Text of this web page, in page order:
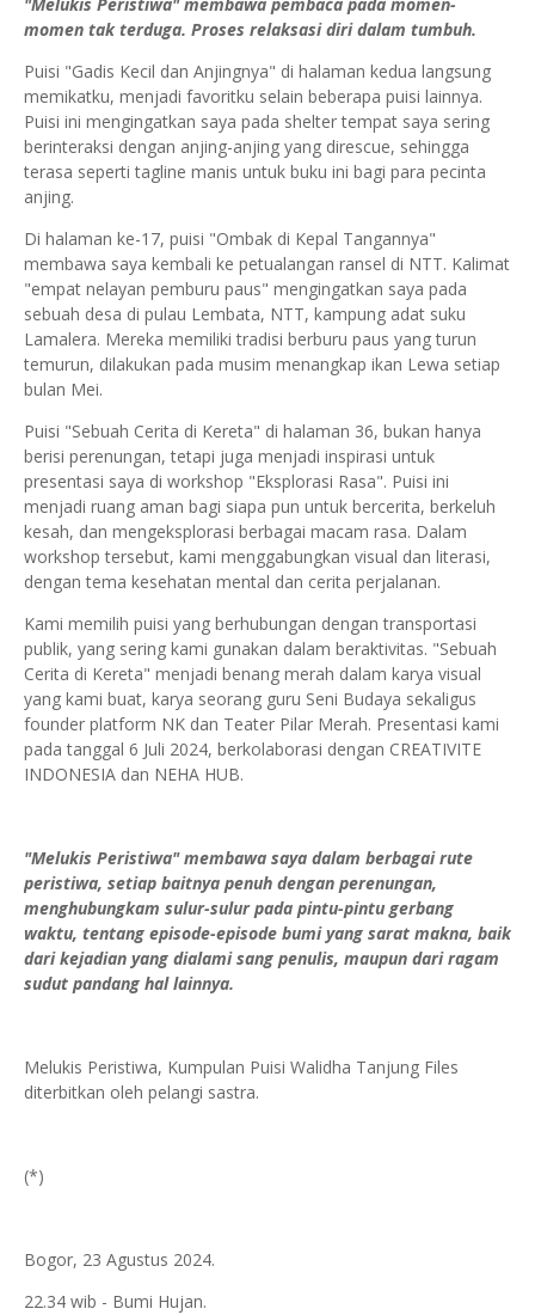
momen tak terduga. Proses relaksasi diri dalam tumbuh.
Puisi "Gadis Kecil dan Anjingnya" di halaman kedua langsung
memikatku, menjadi favoritku selain beberapa puisi lainnya.
Puisi ini mengingatkan saya pada shelter tempat saya sering
berinteraksi dengan anjing-anjing yang direscue, sehingga
terasa seperti tagline manis untuk buku ini bagi para pecinta
anjing.
Di halaman ke-17, puisi "Ombak di Kepal Tangannya"
membawa saya kembali ke petualangan ransel di NTT. Kalimat
"empat nelayan pemburu paus" mengingatkan saya pada
sebuah desa di pulau Lembata, NTT, kampung adat suku
Lamalera. Mereka memiliki tradisi berburu paus yang turun
temurun, dilakukan pada musim menangkap ikan Lewa setiap
bulan Mei.
Puisi "Sebuah Cerita di Kereta" di halaman 36, bukan hanya
berisi perenungan, tetapi juga menjadi inspirasi untuk
presentasi saya di workshop "Eksplorasi Rasa". Puisi ini
menjadi ruang aman bagi siapa pun untuk bercerita, berkeluh
kesah, dan mengeksplorasi berbagai macam rasa. Dalam
workshop tersebut, kami menggabungkan visual dan literasi,
dengan tema kesehatan mental dan cerita perjalanan.
Kami memilih puisi yang berhubungan dengan transportasi
publik, yang sering kami gunakan dalam beraktivitas. "Sebuah
Cerita di Kereta" menjadi benang merah dalam karya visual
yang kami buat, karya seorang guru Seni Budaya sekaligus
founder platform NK dan Teater Pilar Merah. Presentasi kami
pada tanggal 6 Juli 2024, berkolaborasi dengan CREATIVITE
INDONESIA dan NEHA HUB.
"Melukis Peristiwa" membawa saya dalam berbagai rute
peristiwa, setiap baitnya penuh dengan perenungan,
menghubungkam sulur-sulur pada pintu-pintu gerbang
waktu, tentang episode-episode bumi yang sarat makna, baik
dari kejadian yang dialami sang penulis, maupun dari ragam
sudut pandang hal lainnya.
Melukis Peristiwa, Kumpulan Puisi Walidha Tanjung Files
diterbitkan oleh pelangi sastra.
(*)
Bogor, 23 Agustus 2024.
22.34 wib - Bumi Hujan.